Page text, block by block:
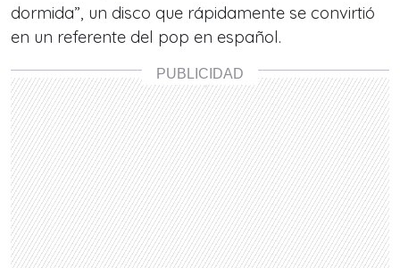
dormida”, un disco que rápidamente se convirtió
en un referente del pop en español.